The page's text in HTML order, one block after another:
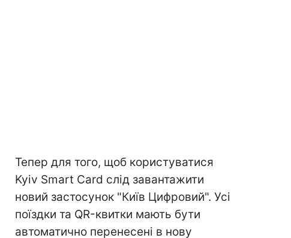
Тепер для того, щоб користуватися
Kyiv Smart Card слід завантажити
новий застосунок "Київ Цифровий". Усі
поїздки та QR-квитки мають бути
автоматично перенесені в нову